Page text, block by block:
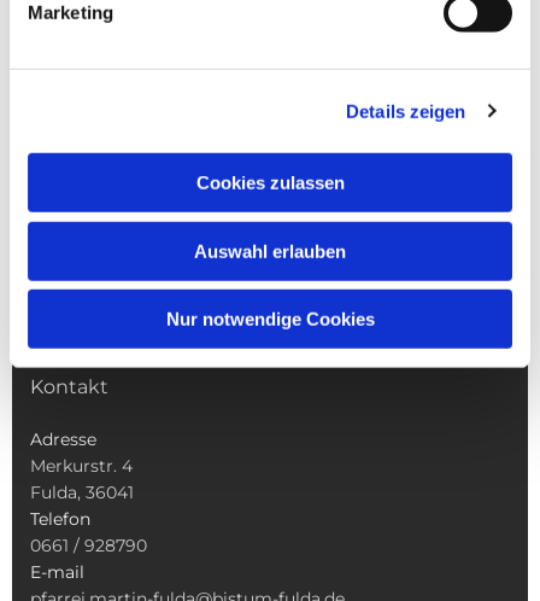
Marketing
Details zeigen
Cookies zulassen
Auswahl erlauben
Nur notwendige Cookies
Gottesdienste
Veranstaltungen & Angebote
Kindertagesstätte St. Andreas
Kontakt
Adresse
Merkurstr. 4
Fulda, 36041
Telefon
0661 / 928790
E-mail